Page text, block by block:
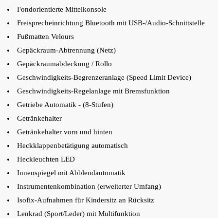
Fondorientierte Mittelkonsole
Freisprecheinrichtung Bluetooth mit USB-/Audio-Schnittstelle
Fußmatten Velours
Gepäckraum-Abtrennung (Netz)
Gepäckraumabdeckung / Rollo
Geschwindigkeits-Begrenzeranlage (Speed Limit Device)
Geschwindigkeits-Regelanlage mit Bremsfunktion
Getriebe Automatik - (8-Stufen)
Getränkehalter
Getränkehalter vorn und hinten
Heckklappenbetätigung automatisch
Heckleuchten LED
Innenspiegel mit Abblendautomatik
Instrumentenkombination (erweiterter Umfang)
Isofix-Aufnahmen für Kindersitz an Rücksitz
Lenkrad (Sport/Leder) mit Multifunktion